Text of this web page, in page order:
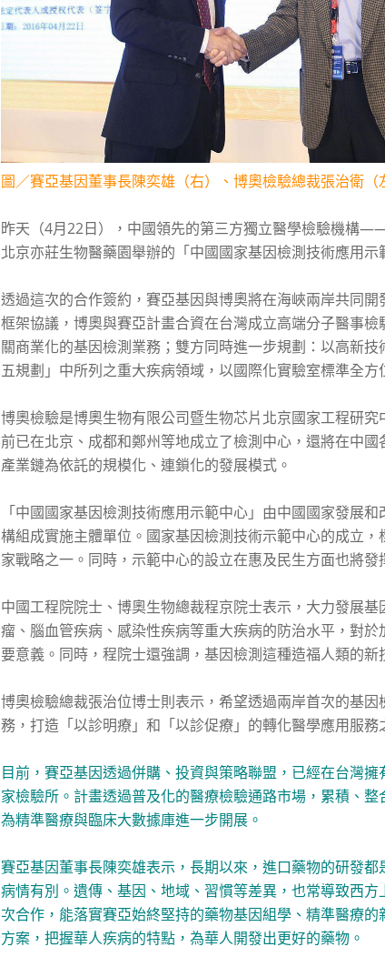
圖／賽亞基因董事長陳奕雄（右）、博奧檢驗總裁張治衛（
昨天（4月22日），中國領先的第三方獨立醫學檢驗機構
北京亦莊生物醫藥園舉辦的「中國國家基因檢測技術應用
透過這次的合作簽約，賽亞基因與博奧將在海峽兩岸共同
框架協議，博奧與賽亞計畫合資在台灣成立高端分子醫事
關商業化的基因檢測業務；雙方同時進一步規劃：以高新
五規劃」中所列之重大疾病領域，以國際化實驗室標準全
博奧檢驗是博奧生物有限公司暨生物芯片北京國家工程研
前已在北京、成都和鄭州等地成立了檢測中心，還將在中
產業鏈為依託的規模化、連鎖化的發展模式。
「中國國家基因檢測技術應用示範中心」由中國國家發展
構組成實施主體單位。國家基因檢測技術示範中心的成立
家戰略之一。同時，示範中心的設立在惠及民生方面也將發
中國工程院院士、博奧生物總裁程京院士表示，大力發展
瘤、腦血管疾病、感染性疾病等重大疾病的防治水平，對
要意義。同時，程院士還強調，基因檢測這種造福人類的
博奧檢驗總裁張治位博士則表示，希望透過兩岸首次的基
務，打造「以診明療」和「以診促療」的轉化醫學應用服
目前，賽亞基因透過併購、投資與策略聯盟，已經在台灣
家檢驗所。計畫透過普及化的醫療檢驗通路市場，累積、
為精準醫療與臨床大數據庫進一步開展。
賽亞基因董事長陳奕雄表示，長期以來，進口藥物的研發
病情有別。遺傳、基因、地域、習慣等差異，也常導致西
次合作，能落實賽亞始終堅持的藥物基因組學、精準醫療
方案，把握華人疾病的特點，為華人開發出更好的藥物。